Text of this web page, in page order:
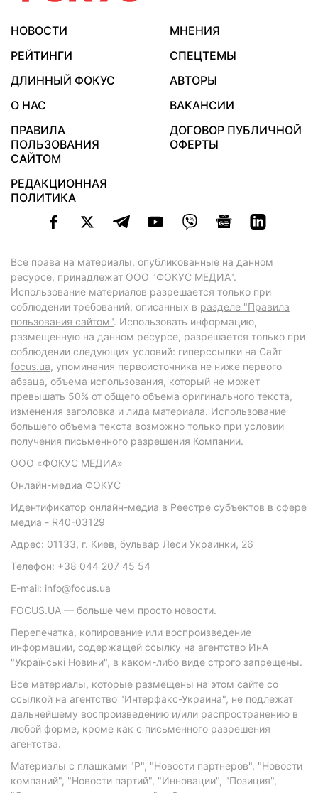
НОВОСТИ
МНЕНИЯ
РЕЙТИНГИ
СПЕЦТЕМЫ
ДЛИННЫЙ ФОКУС
АВТОРЫ
О НАС
ВАКАНСИИ
ПРАВИЛА
ПОЛЬЗОВАНИЯ
САЙТОМ
ДОГОВОР ПУБЛИЧНОЙ
ОФЕРТЫ
РЕДАКЦИОННАЯ
ПОЛИТИКА
Все права на материалы, опубликованные на данном
ресурсе, принадлежат ООО "ФОКУС МЕДИА".
Использование материалов разрешается только при
соблюдении требований, описанных в разделе "Правила
пользования сайтом". Использовать информацию,
размещенную на данном ресурсе, разрешается только при
соблюдении следующих условий: гиперссылки на Сайт
focus.ua, упоминания первоисточника не ниже первого
абзаца, объема использования, который не может
превышать 50% от общего объема оригинального текста,
изменения заголовка и лида материала. Использование
большего объема текста возможно только при условии
получения письменного разрешения Компании.
ООО «ФОКУС МЕДИА»
Онлайн-медиа ФОКУС
Идентификатор онлайн-медиа в Реестре субъектов в сфере
медиа - R40-03129
Адрес: 01133, г. Киев, бульвар Леси Украинки, 26
Телефон: +38 044 207 45 54
E-mail: info@focus.ua
FOCUS.UA — больше чем просто новости.
Перепечатка, копирование или воспроизведение
информации, содержащей ссылку на агентство ИнА
"Українські Новини", в каком-либо виде строго запрещены.
Все материалы, которые размещены на этом сайте со
ссылкой на агентство "Интерфакс-Украина", не подлежат
дальнейшему воспроизведению и/или распространению в
любой форме, кроме как с письменного разрешения
агентства.
Материалы с плашками "Р", "Новости партнеров", "Новости
компаний", "Новости партий", "Инновации", "Позиция",